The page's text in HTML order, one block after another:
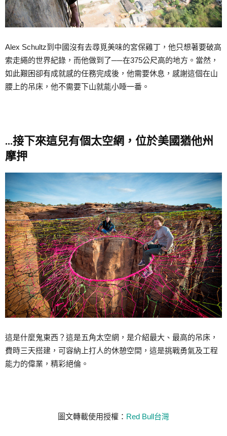
Alex Schultz到中國沒有去尋覓美味的宮保雞丁，他只想著要破高
索走繩的世界紀錄，而他做到了──在375公尺高的地方。當然，
如此艱困卻有成就感的任務完成後，他需要休息，感謝這個在山
腰上的吊床，他不需要下山就能小睡一番。
…接下來這兒有個太空網，位於美國猶他州
摩押
這是什麼鬼東西？這是五角太空網，是介紹最大、最高的吊床，
費時三天搭建，可容納上打人的休憩空間，這是挑戰勇氣及工程
能力的偉業，精彩絕倫。
圖文轉載使用授權： Red Bull台灣